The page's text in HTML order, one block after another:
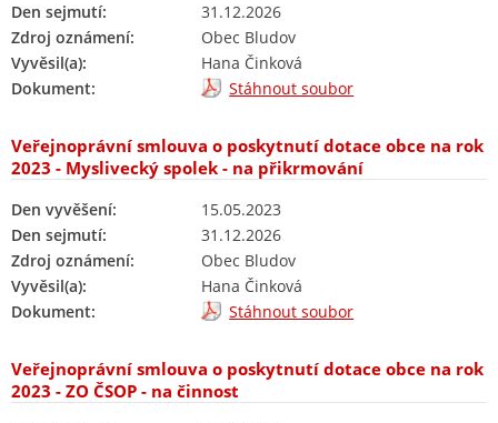
Den sejmutí:
31.12.2026
Zdroj oznámení:
Obec Bludov
Vyvěsil(a):
Hana Činková
Dokument:
Stáhnout soubor
Veřejnoprávní smlouva o poskytnutí dotace obce na rok
2023 - Myslivecký spolek - na přikrmování
Den vyvěšení:
15.05.2023
Den sejmutí:
31.12.2026
Zdroj oznámení:
Obec Bludov
Vyvěsil(a):
Hana Činková
Dokument:
Stáhnout soubor
Veřejnoprávní smlouva o poskytnutí dotace obce na rok
2023 - ZO ČSOP - na činnost